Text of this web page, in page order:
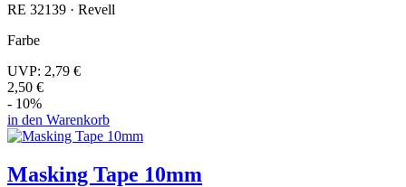
RE 32139 · Revell
Farbe
UVP: 2,79 €
2,50 €
- 10%
in den Warenkorb
Masking Tape 10mm